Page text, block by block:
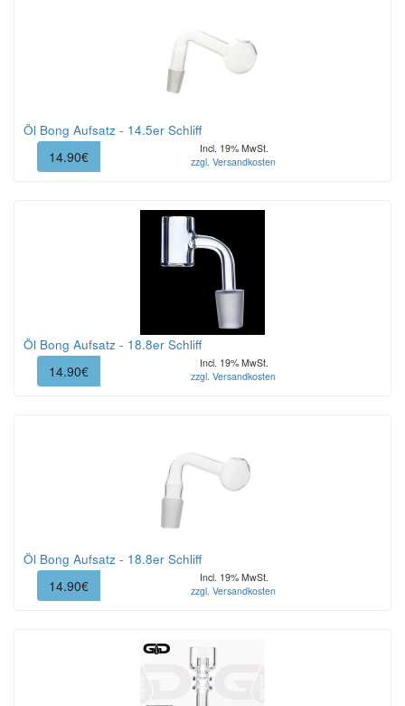
Öl Bong Aufsatz - 14.5er Schliff
14.90€
Incl. 19% MwSt.
zzgl. Versandkosten
Öl Bong Aufsatz - 18.8er Schliff
14.90€
Incl. 19% MwSt.
zzgl. Versandkosten
Öl Bong Aufsatz - 18.8er Schliff
14.90€
Incl. 19% MwSt.
zzgl. Versandkosten